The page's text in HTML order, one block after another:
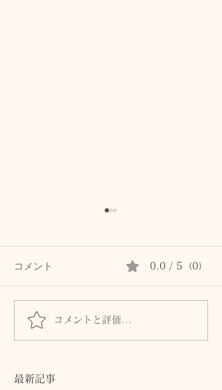
髪とまつ毛のために、自
律神経と首・頭皮をいた
コメント 0.0 / 5（0）
コメントと評価...
最新記事